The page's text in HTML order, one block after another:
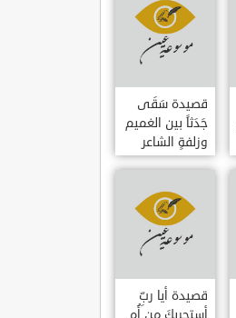
قصيدة سَقَى
جَدَثاً بين الغميم
وزلفةٍ الشاعر
العوام بن عقبة
قصيدة أيا ربِّ